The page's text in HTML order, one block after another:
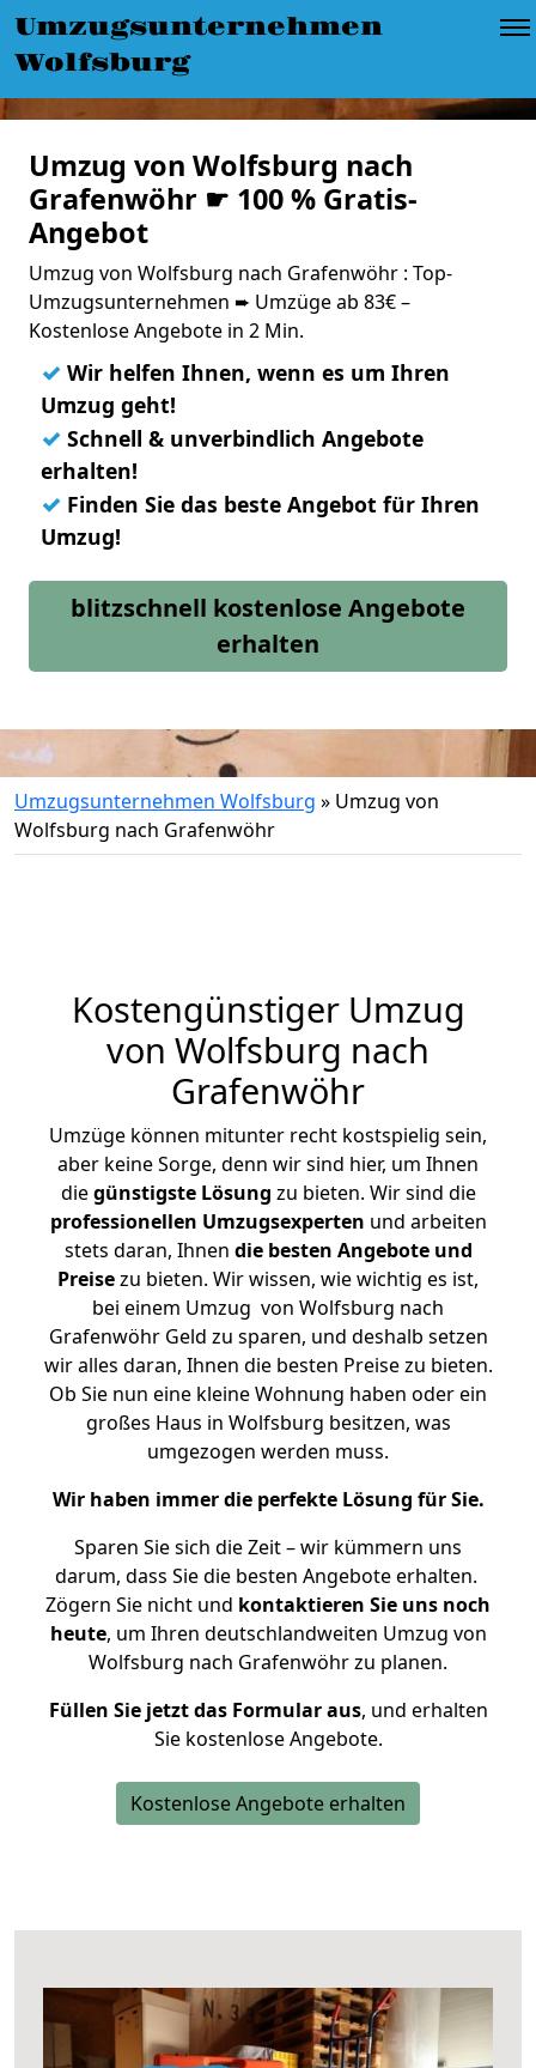
Umzugsunternehmen
Wolfsburg
Umzug von Wolfsburg nach
Grafenwöhr ☛ 100 % Gratis-
Angebot
Umzug von Wolfsburg nach Grafenwöhr : Top-
Umzugsunternehmen ➨ Umzüge ab 83€ –
Kostenlose Angebote in 2 Min.
✓ Wir helfen Ihnen, wenn es um Ihren
Umzug geht!
✓ Schnell & unverbindlich Angebote
erhalten!
✓ Finden Sie das beste Angebot für Ihren
Umzug!
blitzschnell kostenlose Angebote
erhalten
Umzugsunternehmen Wolfsburg » Umzug von
Wolfsburg nach Grafenwöhr
Kostengünstiger Umzug
von Wolfsburg nach
Grafenwöhr
Umzüge können mitunter recht kostspielig sein,
aber keine Sorge, denn wir sind hier, um Ihnen
diegünstigste Lösung zu bieten. Wir sind die
professionellen Umzugsexperten und arbeiten
stets daran, Ihnen die besten Angebote und
Preisezu bieten. Wir wissen, wie wichtig es ist,
bei einem Umzug von Wolfsburg nach
Grafenwöhr Geld zu sparen, und deshalb setzen
wir alles daran, Ihnen die besten Preise zu bieten.
Ob Sie nun eine kleine Wohnung haben oder ein
großes Haus in Wolfsburg besitzen, was
umgezogen werden muss.
Wir haben immer die perfekte Lösung für Sie.
Sparen Sie sich die Zeit – wir kümmern uns
darum, dass Sie die besten Angebote erhalten.
Zögern Sie nicht und kontaktieren Sie uns noch
heute, um Ihren deutschlandweiten Umzug von
Wolfsburg nach Grafenwöhr zu planen.
Füllen Sie jetzt das Formular aus, und erhalten
Sie kostenlose Angebote.
Kostenlose Angebote erhalten